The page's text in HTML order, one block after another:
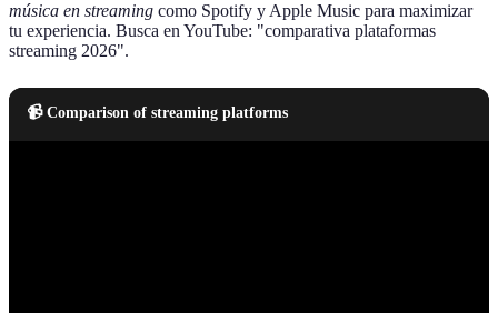
música en streaming como Spotify y Apple Music para maximizar
tu experiencia. Busca en YouTube: "comparativa plataformas
streaming 2026".
📹 Comparison of streaming platforms